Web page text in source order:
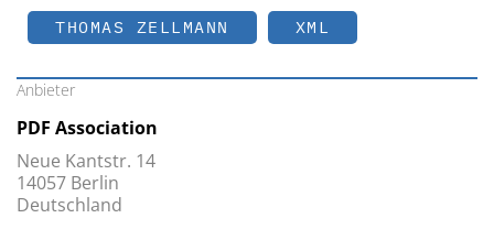
THOMAS ZELLMANN XML
Anbieter
PDF Association
Neue Kantstr. 14
14057 Berlin
Deutschland